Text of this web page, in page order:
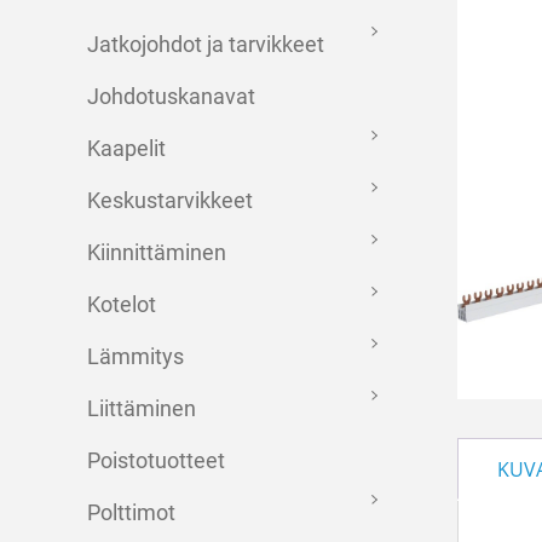
Jatkojohdot ja tarvikkeet
Johdotuskanavat
Kaapelit
Keskustarvikkeet
Kiinnittäminen
Kotelot
Lämmitys
Liittäminen
Poistotuotteet
Polttimot